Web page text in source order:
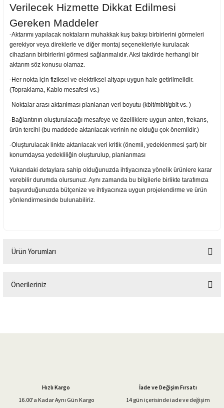
Verilecek Hizmette Dikkat Edilmesi
Gereken Maddeler
-Aktarımı yapılacak noktaların muhakkak kuş bakışı birbirlerini görmeleri
gerekiyor veya direklerle ve diğer montaj seçenekleriyle kurulacak
cihazların birbirlerini görmesi sağlanmalıdır. Aksi takdirde herhangi bir
aktarım söz konusu olamaz.
-Her nokta için fiziksel ve elektriksel altyapı uygun hale getirilmelidir.
(Topraklama, Kablo mesafesi vs.)
-Noktalar arası aktarılması planlanan veri boyutu (kbit/mbit/gbit vs. )
-Bağlantının oluşturulacağı mesafeye ve özelliklere uygun anten, frekans,
ürün tercihi (bu maddede aktarılacak verinin ne olduğu çok önemlidir.)
-Oluşturulacak linkte aktarılacak veri kritik (önemli, yedeklenmesi şart) bir
konumdaysa yedekliliğin oluşturulup, planlanması
Yukarıdaki detaylara sahip olduğunuzda ihtiyacınıza yönelik ürünlere karar
verebilir durumda olursunuz. Aynı zamanda bu bilgilerle birlikte tarafımıza
başvurduğunuzda bütçenize ve ihtiyacınıza uygun projelendirme ve ürün
yönlendirmesinde bulunabiliriz.
Ürün Yorumları
Önerileriniz
Ürün bilgilerinde hatalar bulunuyor.
Hızlı Kargo
16.00'a Kadar Aynı Gün Kargo
İade ve Değişim Fırsatı
14 gün içerisinde iade ve değişim